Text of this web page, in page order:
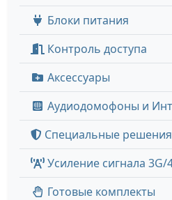
Блоки питания
Контроль доступа
Аксессуары
Аудиодомофоны и
Специальные решения
Усиление сигнала 3G/
Готовые комплекты